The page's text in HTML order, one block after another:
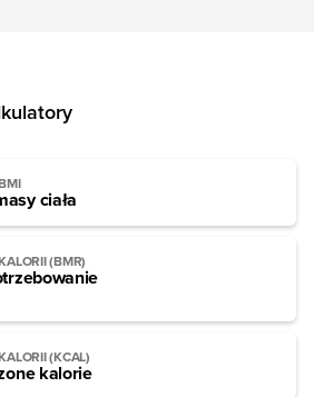
ciała
(BMR)
(KCAL)
kalorie